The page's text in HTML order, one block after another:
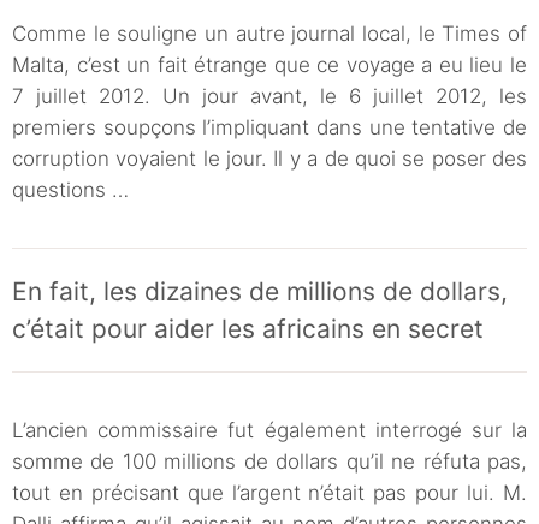
Comme le souligne un autre journal local, le Times of
Malta, c’est un fait étrange que ce voyage a eu lieu le
7 juillet 2012. Un jour avant, le 6 juillet 2012, les
premiers soupçons l’impliquant dans une tentative de
corruption voyaient le jour. Il y a de quoi se poser des
questions …
En fait, les dizaines de millions de dollars,
c’était pour aider les africains en secret
L’ancien commissaire fut également interrogé sur la
somme de 100 millions de dollars qu’il ne réfuta pas,
tout en précisant que l’argent n’était pas pour lui. M.